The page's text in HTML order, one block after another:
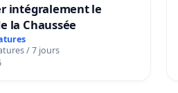
intégralement le
la Chaussée
/ 7 jours